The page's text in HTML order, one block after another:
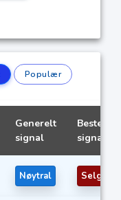
Populær
Generelt
signal
Beste
signal
Nøytral Selg